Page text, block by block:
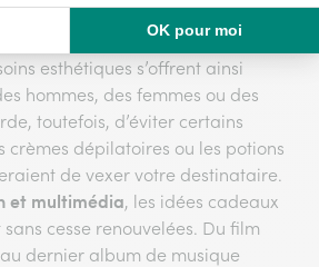
pour un anniversaire
être et à la beauté. Les bijoux,
esthétiques s’offrent ainsi
hommes, des femmes ou des
toutefois, d’éviter certains
crèmes dépilatoires ou les potions
de vexer votre destinataire.
et multimédia, les idées cadeaux
cesse renouvelées. Du film
dernier album de musique